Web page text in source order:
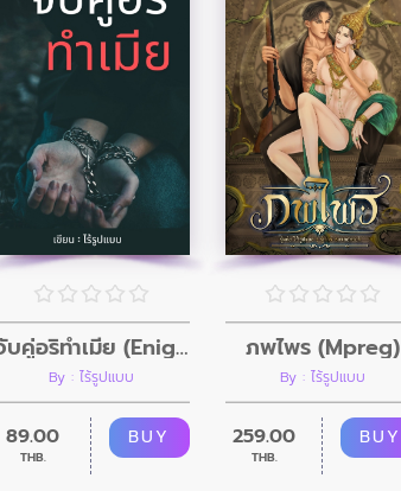
จับคู่อริทำเมีย (EnigmaXAlpha-BDMS)
By : ไร้รูปแบบ
89.00
THB.
BUY
ภพไพร (Mpreg)
By : ไร้รูปแบบ
259.00
THB.
BUY